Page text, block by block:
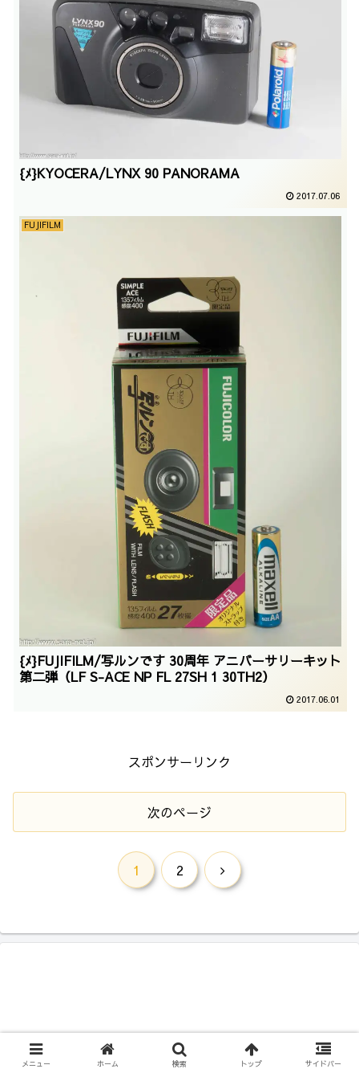
{ﾒ}KYOCERA/LYNX 90 PANORAMA
2017.07.06
FUJIFILM
{ﾒ}FUJIFILM/写ルンです 30周年 アニバーサリーキット
第二弾（LF S-ACE NP FL 27SH 1 30TH2）
2017.06.01
スポンサーリンク
次のページ
1 2
次
メニュー ホーム 検索 トップ サイドバー